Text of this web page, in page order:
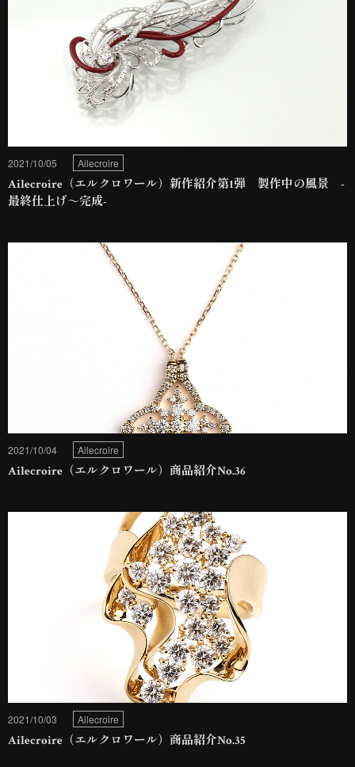
2021/10/05 Ailecroire
Ailecroire（エルクロワール）新作紹介第1弾 製作中の風景 -
最終仕上げ～完成-
2021/10/04 Ailecroire
Ailecroire（エルクロワール）商品紹介No.36
2021/10/03 Ailecroire
Ailecroire（エルクロワール）商品紹介No.35